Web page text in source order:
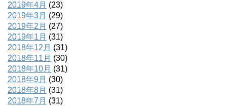
2019年4月 (23)
2019年3月 (29)
2019年2月 (27)
2019年1月 (31)
2018年12月 (31)
2018年11月 (30)
2018年10月 (31)
2018年9月 (30)
2018年8月 (31)
2018年7月 (31)